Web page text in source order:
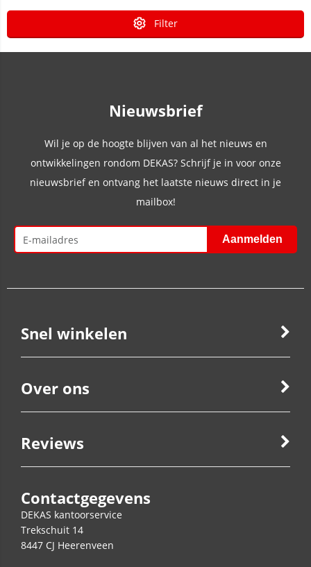
Filter
Nieuwsbrief
Wil je op de hoogte blijven van al het nieuws en
ontwikkelingen rondom DEKAS? Schrijf je in voor onze
nieuwsbrief en ontvang het laatste nieuws direct in je
mailbox!
Snel winkelen
Over ons
Reviews
Contactgegevens
DEKAS kantoorservice
Trekschuit 14
8447 CJ Heerenveen